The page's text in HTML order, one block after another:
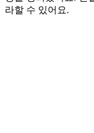
라할 수 있어요.